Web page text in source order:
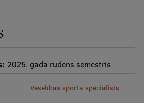
projekti
2025. gada rudens semestris
Veselības sporta speciālists